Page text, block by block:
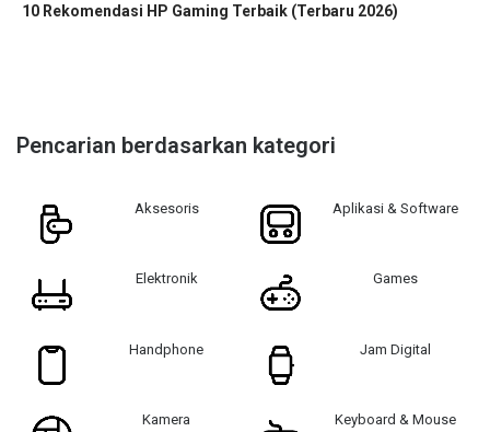
10 Rekomendasi HP Gaming Terbaik (Terbaru 2026)
Pencarian berdasarkan kategori
Aksesoris Aplikasi & Software
Elektronik Games
Handphone Jam Digital
Kamera Keyboard & Mouse